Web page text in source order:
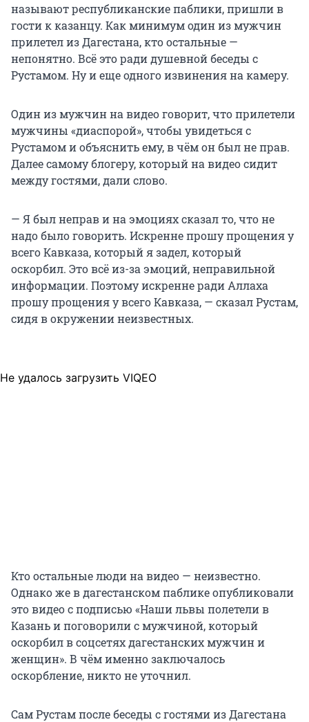
называют республиканские паблики, пришли в
гости к казанцу. Как минимум один из мужчин
прилетел из Дагестана, кто остальные —
непонятно. Всё это ради душевной беседы с
Рустамом. Ну и еще одного извинения на камеру.
Один из мужчин на видео говорит, что прилетели
мужчины «диаспорой», чтобы увидеться с
Рустамом и объяснить ему, в чём он был не прав.
Далее самому блогеру, который на видео сидит
между гостями, дали слово.
— Я был неправ и на эмоциях сказал то, что не
надо было говорить. Искренне прошу прощения у
всего Кавказа, который я задел, который
оскорбил. Это всё из-за эмоций, неправильной
информации. Поэтому искренне ради Аллаха
прошу прощения у всего Кавказа, — сказал Рустам,
сидя в окружении неизвестных.
Не удалось загрузить VIQEO
Кто остальные люди на видео — неизвестно.
Однако же в дагестанском паблике опубликовали
это видео с подписью «Наши львы полетели в
Казань и поговорили с мужчиной, который
оскорбил в соцсетях дагестанских мужчин и
женщин». В чём именно заключалось
оскорбление, никто не уточнил.
Сам Рустам после беседы с гостями из Дагестана